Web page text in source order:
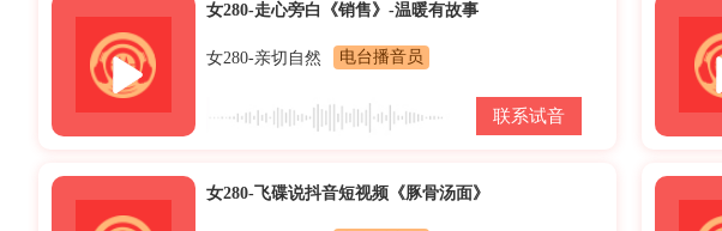
女280-走心旁白《销售》-温暖有故事
女280-亲切自然 电台播音员
联系试音
女280-飞碟说抖音短视频《豚骨汤面》